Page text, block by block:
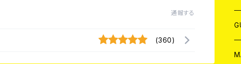
通報する
(360)